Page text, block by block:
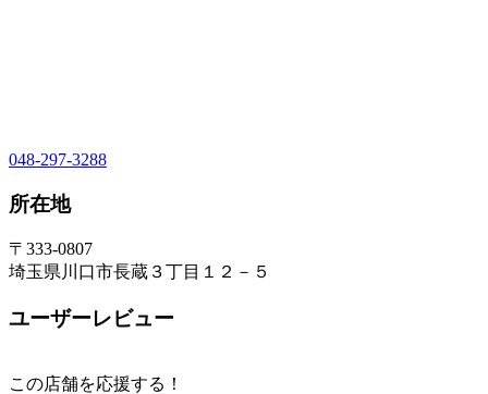
048-297-3288
所在地
〒333-0807
埼玉県川口市長蔵３丁目１２－５
ユーザーレビュー
この店舗を応援する！